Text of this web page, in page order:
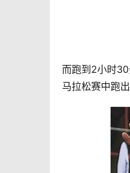
而跑到2小时
马拉松赛中跑